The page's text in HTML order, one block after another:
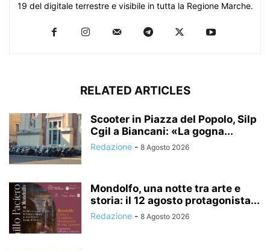
19 del digitale terrestre e visibile in tutta la Regione Marche.
RELATED ARTICLES
Scooter in Piazza del Popolo, Silp
Cgil a Biancani: «La gogna...
Redazione - 8 Agosto 2026
Mondolfo, una notte tra arte e
storia: il 12 agosto protagonista...
Redazione - 8 Agosto 2026